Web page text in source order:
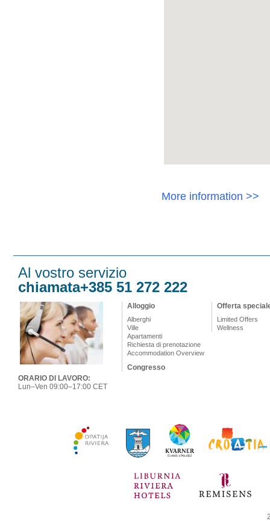
More information >>
Al vostro servizio
chiamata+385 51 272 222
ORARIO DI LAVORO:
Lun–Ven 09:00–17:00 CET
Alloggio
Alberghi
Ville
Apartamenti
Richiesta di prenotazione
Accommodation Overview
Congresso
Offerta
Limited Offers
Wellness